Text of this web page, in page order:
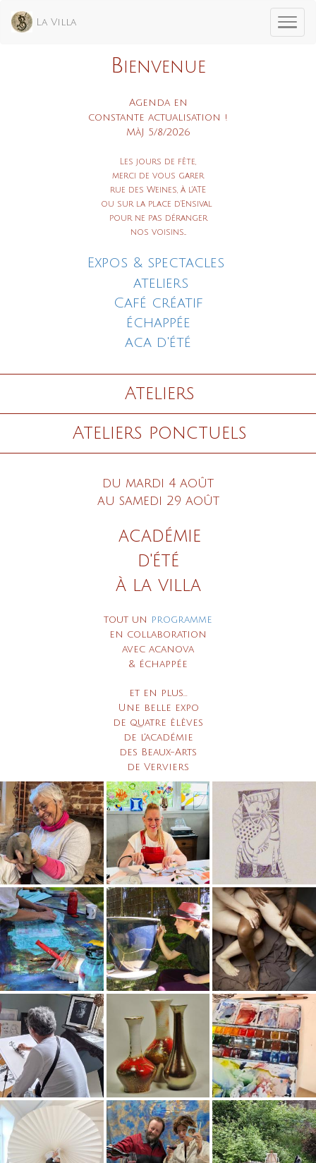
La Villa
Bienvenue
Agenda en
constante actualisation !
MàJ 5/8/2026
Les jours de fête,
merci de vous garer
rue des Weines, à l'ATE
ou sur la place d'Ensival
pour ne pas déranger
nos voisins...
Expos & spectacles
ateliers
Café créatif
échappée
aca d'été
Ateliers
Ateliers ponctuels
du mardi 4 août
au samedi 29 août
académie
d'été
à la villa
tout un programme
en collaboration
avec acanova
& échappée
et en plus...
Une belle expo
de quatre èlèves
de l'académie
des Beaux-Arts
de Verviers